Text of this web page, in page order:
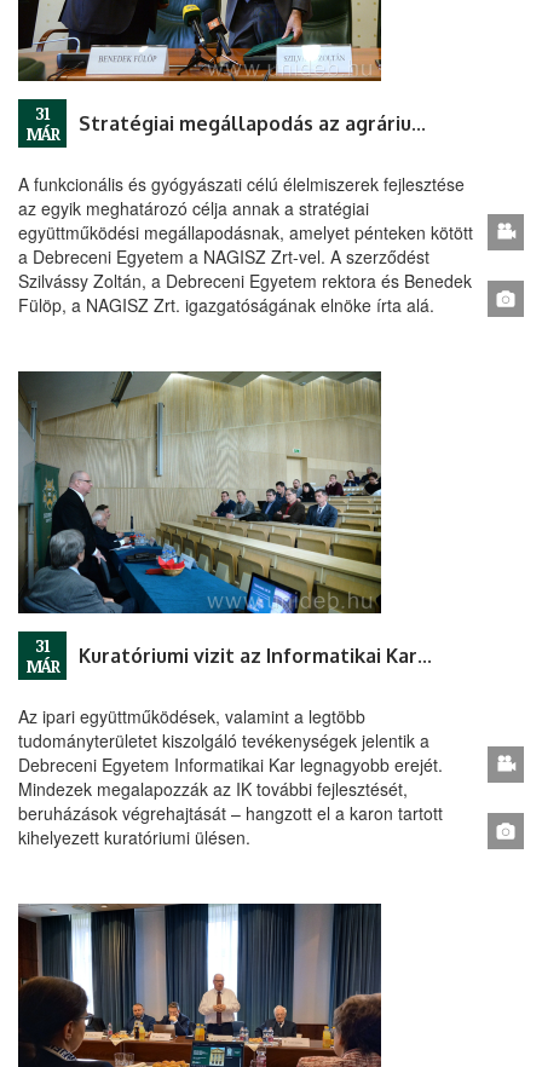
31
MÁR
Stratégiai megállapodás az agrárium jövőjéért
A funkcionális és gyógyászati célú élelmiszerek fejlesztése
az egyik meghatározó célja annak a stratégiai
együttműködési megállapodásnak, amelyet pénteken kötött
a Debreceni Egyetem a NAGISZ Zrt-vel. A szerződést
Szilvássy Zoltán, a Debreceni Egyetem rektora és Benedek
Fülöp, a NAGISZ Zrt. igazgatóságának elnöke írta alá.
31
MÁR
Kuratóriumi vizit az Informatikai Karon
Az ipari együttműködések, valamint a legtöbb
tudományterületet kiszolgáló tevékenységek jelentik a
Debreceni Egyetem Informatikai Kar legnagyobb erejét.
Mindezek megalapozzák az IK további fejlesztését,
beruházások végrehajtását – hangzott el a karon tartott
kihelyezett kuratóriumi ülésen.